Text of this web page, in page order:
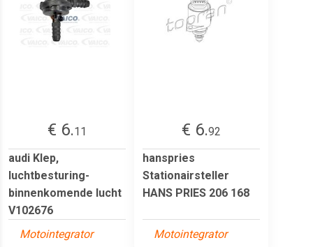
€ 6.11
audi Klep,
luchtbesturing-
binnenkomende lucht
V102676
Motointegrator
€ 6.92
hanspries
Stationairsteller
HANS PRIES 206 168
Motointegrator